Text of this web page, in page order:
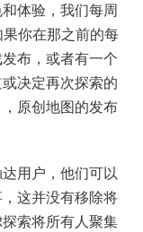
体验，我们每周
你在那之前的每
布，或者有一个
决定再次探索的
原创地图的发布
用户，他们可以
这并没有移除将
索将所有人聚集